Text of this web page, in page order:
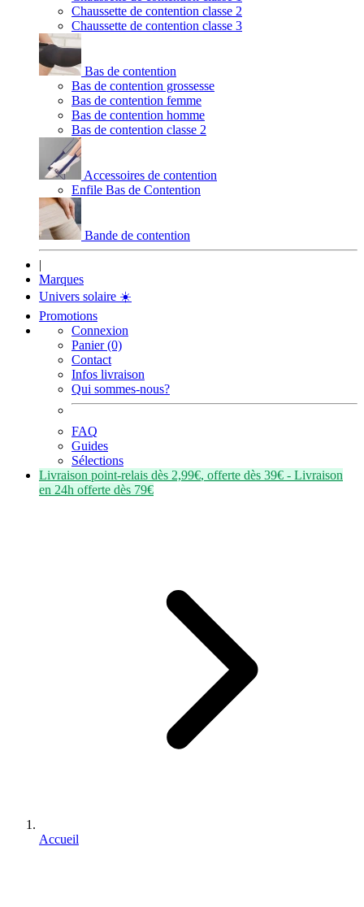
Chaussette de contention classe 2
Chaussette de contention classe 3
Bas de contention
Bas de contention grossesse
Bas de contention femme
Bas de contention homme
Bas de contention classe 2
Accessoires de contention
Enfile Bas de Contention
Bande de contention
|
Marques
Univers solaire ☀️
Promotions
Connexion
Panier (0)
Contact
Infos livraison
Qui sommes-nous?
FAQ
Guides
Sélections
Livraison point-relais dès 2,99€, offerte dès 39€ - Livraison
en 24h offerte dès 79€
Accueil